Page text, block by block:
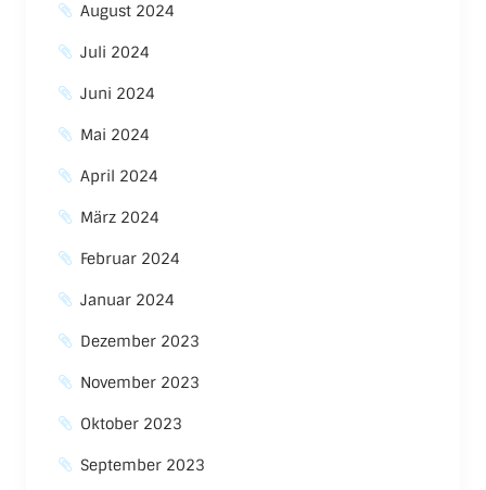
August 2024
Juli 2024
Juni 2024
Mai 2024
April 2024
März 2024
Februar 2024
Januar 2024
Dezember 2023
November 2023
Oktober 2023
September 2023